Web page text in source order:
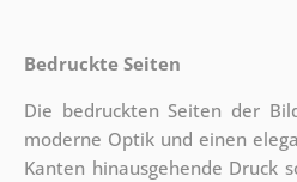
Bedruckte Seiten
Die bedruckten Seiten der
moderne Optik und einen
Kanten hinausgehende Druck